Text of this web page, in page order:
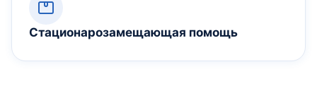
Стационарозамещающая помощь